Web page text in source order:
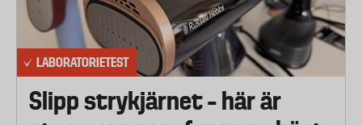
LABORATORIETEST
Slipp strykjärnet – här är